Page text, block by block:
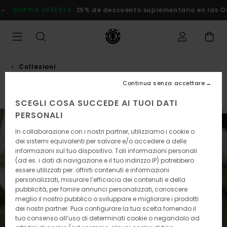
alla
selezione
griglie
de descuento suplementario en las Ofertas Risparmia
Collezioni
SCEGLI COSA SUCCEDE AI TUOI DATI
PERSONALI
In collaborazione con i nostri partner, utilizziamo i cookie o
dei sistemi equivalenti per salvare e/o accedere a delle
informazioni sul tuo dispositivo. Tali informazioni personali
(ad es. i dati di navigazione e il tuo indirizzo IP) potrebbero
essere utilizzati per: offrirti contenuti e informazioni
personalizzati, misurare l’efficacia dei contenuti e della
pubblicità, per fornire annunci personalizzati, conoscere
meglio il nostro pubblico o sviluppare e migliorare i prodotti
dei nostri partner. Puoi configurare la tua scelta fornendo il
tuo consenso all’uso di determinati cookie o negandolo ad
Continua senza accettare